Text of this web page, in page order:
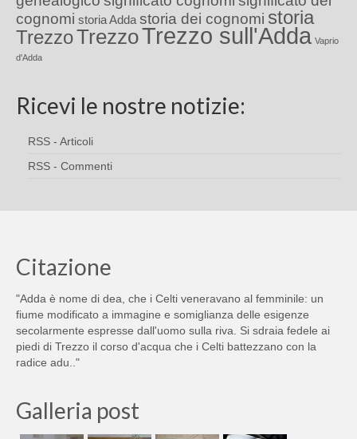
cognomi storia Adda storia dei cognomi storia
TrezzoTrezzoTrezzo sull'Adda Vaprio
d'Adda
Ricevi le nostre notizie:
RSS - Articoli
RSS - Commenti
Citazione
"Adda è nome di dea, che i Celti veneravano al femminile: un
fiume modificato a immagine e somiglianza delle esigenze
secolarmente espresse dall'uomo sulla riva. Si sdraia fedele ai
piedi di Trezzo il corso d'acqua che i Celti battezzano con la
radice adu.."
Galleria post